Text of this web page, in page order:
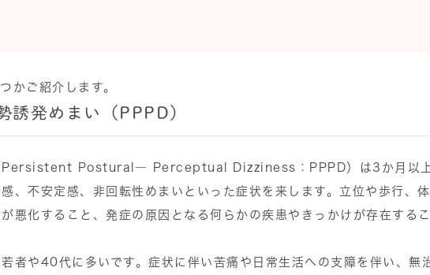
かご紹介します。
誘発めまい（PPPD）
Persistent Postural― Perceptual Dizziness：PPPD）は3か月以上
、不安定感、非回転性めまいといった症状を来します。立位や歩行、体
悪化すること、発症の原因となる何らかの疾患やきっかけが存在するこ
者や40代に多いです。症状に伴い苦痛や日常生活への支障を伴い、無